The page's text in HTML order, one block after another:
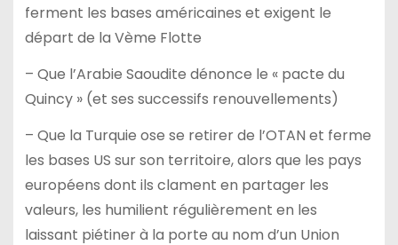
ferment les bases américaines et exigent le
départ de la Vème Flotte
– Que l’Arabie Saoudite dénonce le « pacte du
Quincy » (et ses successifs renouvellements)
– Que la Turquie ose se retirer de l’OTAN et ferme
les bases US sur son territoire, alors que les pays
européens dont ils clament en partager les
valeurs, les humilient régulièrement en les
laissant piétiner à la porte au nom d’un Union